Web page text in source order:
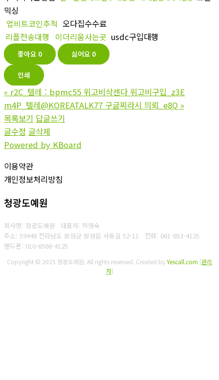
믹싱
업비트코인추적 오다집수수료
리플전송대행
이더리움사는곳 usdc구입대행
좋아요 0 싫어요 0
인쇄
« r2C_텔레 : bpmc55 위고비삭센다 위고비구입_z3E
m4P_텔레@KOREATALK77 구글찌라시 의뢰_e8Q »
목록보기 답글쓰기
글수정 글삭제
Powered by KBoard
이용약관
개인정보처리방침
청광도예원
회사명: 청광도예원 대표자: 허영숙
주소: 59448 전라남도 보성군 보성읍 사동길 52-11 전화: 061-853-4125
핸드폰: 010-6566-4125
Copyright © 2025 청광도예원. All rights reserved. Created byYescall.com [관리
자]